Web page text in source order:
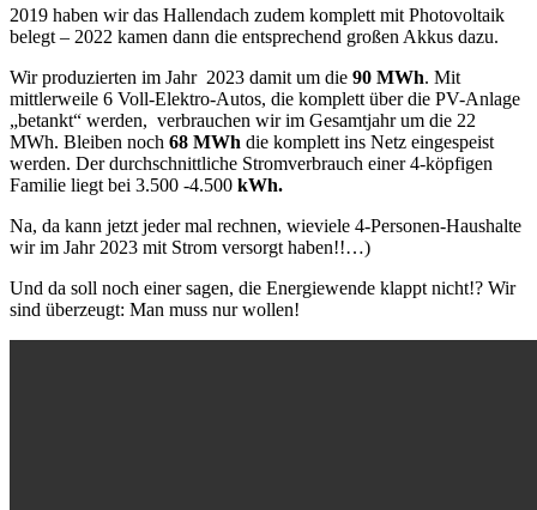
2019 haben wir das Hallendach zudem komplett mit Photovoltaik
belegt – 2022 kamen dann die entsprechend großen Akkus dazu.
Wir produzierten im Jahr 2023 damit um die 90 MWh. Mit
mittlerweile 6 Voll-Elektro-Autos, die komplett über die PV-Anlage
„betankt“ werden, verbrauchen wir im Gesamtjahr um die 22
MWh. Bleiben noch 68 MWh die komplett ins Netz eingespeist
werden. Der durchschnittliche Stromverbrauch einer 4-köpfigen
Familie liegt bei 3.500 -4.500 kWh.
Na, da kann jetzt jeder mal rechnen, wieviele 4-Personen-Haushalte
wir im Jahr 2023 mit Strom versorgt haben!!…)
Und da soll noch einer sagen, die Energiewende klappt nicht!? Wir
sind überzeugt: Man muss nur wollen!